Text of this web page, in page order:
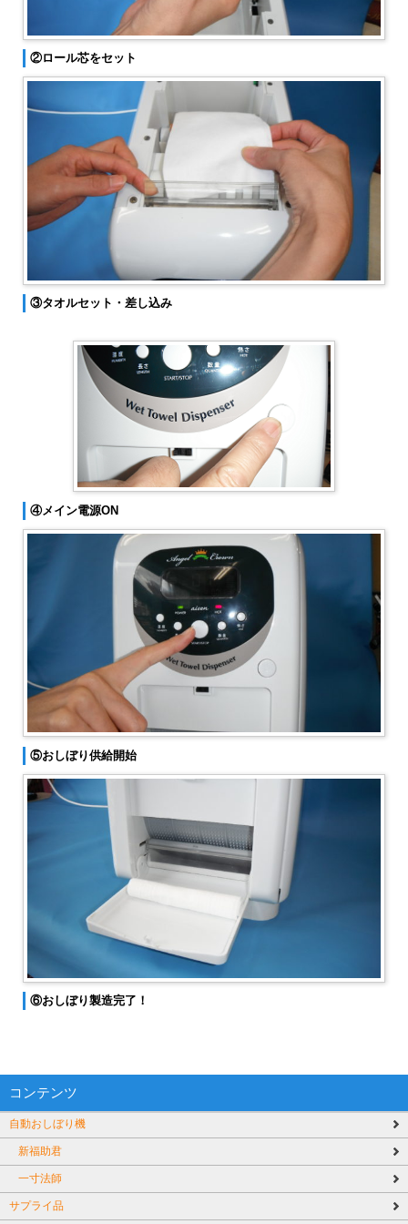
②ロール芯をセット
③タオルセット・差し込み
④メイン電源ON
⑤おしぼり供給開始
⑥おしぼり製造完了！
コンテンツ
自動おしぼり機
新福助君
一寸法師
サプライ品